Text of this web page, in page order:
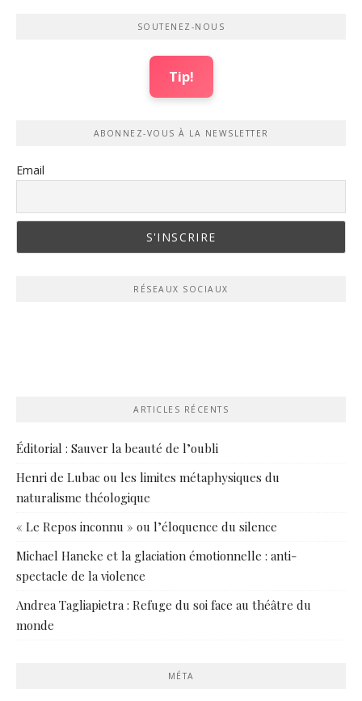
SOUTENEZ-NOUS
Tip!
ABONNEZ-VOUS À LA NEWSLETTER
Email
RÉSEAUX SOCIAUX
ARTICLES RÉCENTS
Éditorial : Sauver la beauté de l’oubli
Henri de Lubac ou les limites métaphysiques du
naturalisme théologique
« Le Repos inconnu » ou l’éloquence du silence
Michael Haneke et la glaciation émotionnelle : anti-
spectacle de la violence
Andrea Tagliapietra : Refuge du soi face au théâtre du
monde
MÉTA